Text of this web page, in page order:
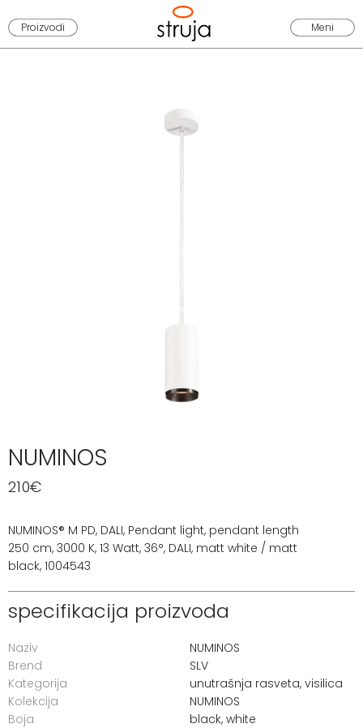
Proizvodi Meni
NUMINOS
210€
NUMINOS® M PD, DALI, Pendant light, pendant length
250 cm, 3000 K, 13 Watt, 36°, DALI, matt white / matt
black, 1004543
specifikacija proizvoda
Naziv
NUMINOS
Brend
SLV
Kategorija
unutrašnja rasveta, visilica
Kolekcija
NUMINOS
Boja
black, white